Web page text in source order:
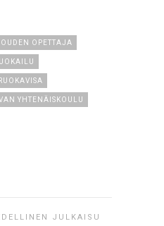
OPETTAJA
RUOKAVISA
YHTENÄISKOULU
JULKAISU